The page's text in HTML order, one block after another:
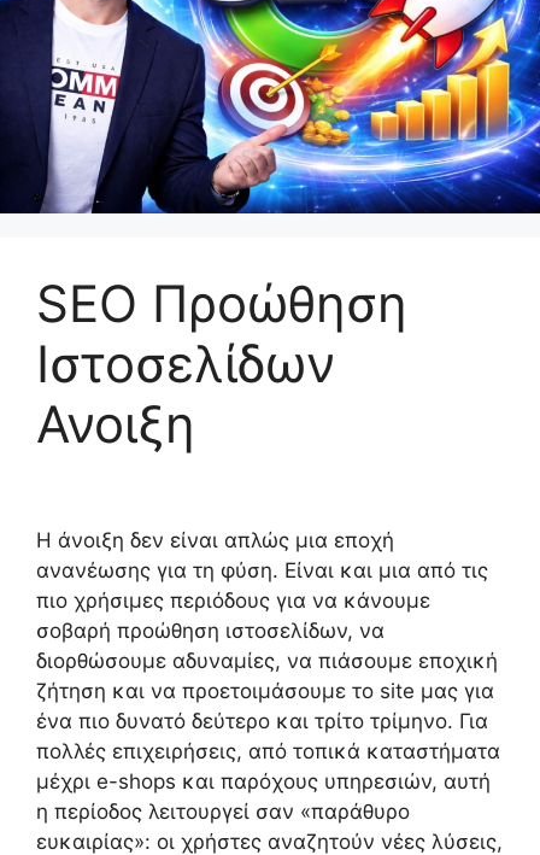
SEO Προώθηση
Ιστοσελίδων
Ανοιξη
Η άνοιξη δεν είναι απλώς μια εποχή
ανανέωσης για τη φύση. Είναι και μια από τις
πιο χρήσιμες περιόδους για να κάνουμε
σοβαρή προώθηση ιστοσελίδων, να
διορθώσουμε αδυναμίες, να πιάσουμε εποχική
ζήτηση και να προετοιμάσουμε το site μας για
ένα πιο δυνατό δεύτερο και τρίτο τρίμηνο. Για
πολλές επιχειρήσεις, από τοπικά καταστήματα
μέχρι e-shops και παρόχους υπηρεσιών, αυτή
η περίοδος λειτουργεί σαν «παράθυρο
ευκαιρίας»: οι χρήστες αναζητούν νέες λύσεις,